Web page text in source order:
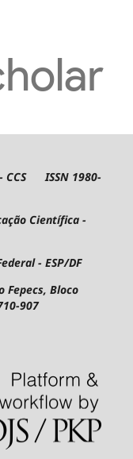
- CCS ISSN 1980-
Científica -
- ESP/DF
Fepecs, Bloco
907